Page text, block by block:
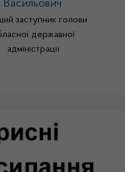
Васильович
заступник голови
державної
адміністрації